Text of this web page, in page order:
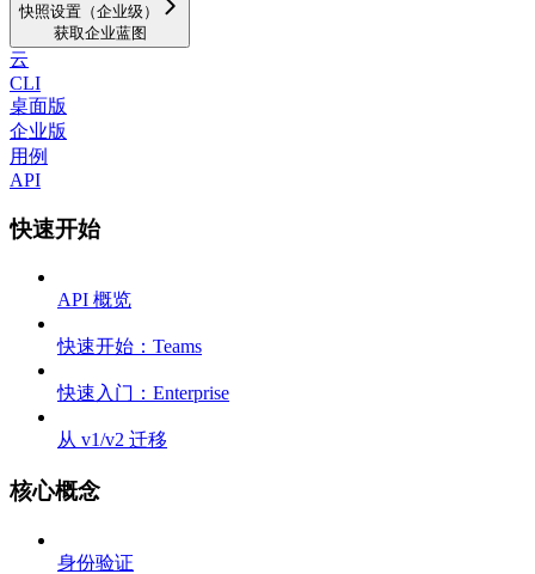
快照设置（企业级）
获取企业蓝图
云
CLI
桌面版
企业版
用例
API
快速开始
API 概览
快速开始：Teams
快速入门：Enterprise
从 v1/v2 迁移
核心概念
身份验证